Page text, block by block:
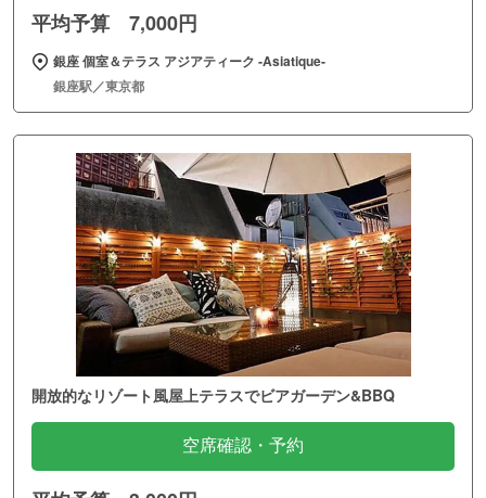
平均予算 7,000円
銀座 個室＆テラス アジアティーク ‐Asiatique‐
銀座駅／東京都
開放的なリゾート風屋上テラスでビアガーデン&BBQ
空席確認・予約